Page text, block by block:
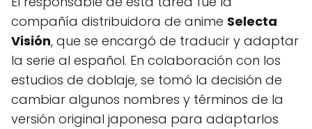
compañía distribuidora de anime Selecta
Visión, que se encargó de traducir y adaptar
la serie al español. En colaboración con los
estudios de doblaje, se tomó la decisión de
cambiar algunos nombres y términos de la
versión original japonesa para adaptarlos